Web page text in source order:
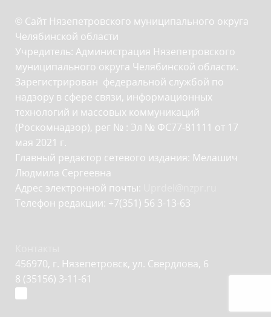
© Сайт Нязепетровского муниципального округа
Челябинской области
Учредитель: Администрация Нязепетровского
муниципального округа Челябинской области.
Зарегистрирован федеральной службой по
надзору в сфере связи, информационных
технологий и массовых коммуникаций
(Роскомнадзор), рег № : Эл № ФС77-81111 от 17
мая 2021 г.
Главный редактор сетевого издания: Мелашич
Людмила Сергеевна
Адрес электронной почты:
Телефон редакции: +7(351) 56 3-13-63
456970, г. Нязепетровск, ул. Свердлова, 6
8 (35156) 3-11-61